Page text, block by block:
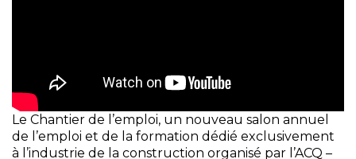
Le Chantier de l’emploi, un nouveau salon annuel
de l’emploi et de la formation dédié exclusivement
à l’industrie de la construction organisé par l’ACQ –